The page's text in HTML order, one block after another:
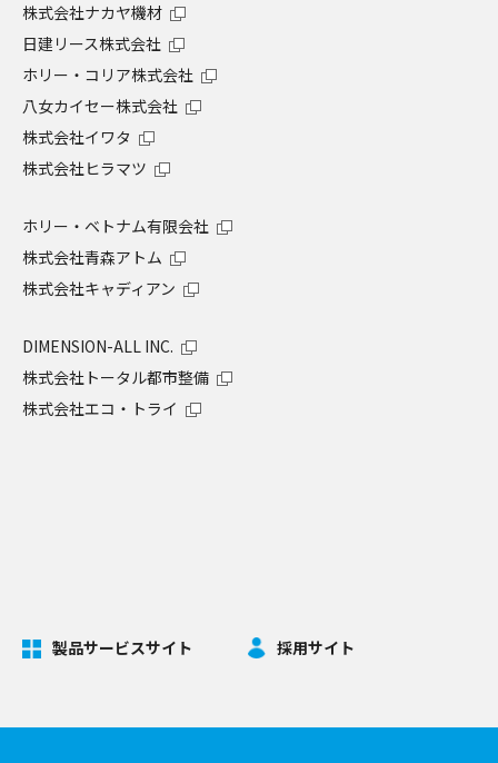
株式会社ナカヤ機材
日建リース株式会社
ホリー・コリア株式会社
八女カイセー株式会社
株式会社イワタ
株式会社ヒラマツ
ホリー・ベトナム有限会社
株式会社青森アトム
株式会社キャディアン
DIMENSION-ALL INC.
株式会社トータル都市整備
株式会社エコ・トライ
製品サービスサイト 採用サイト